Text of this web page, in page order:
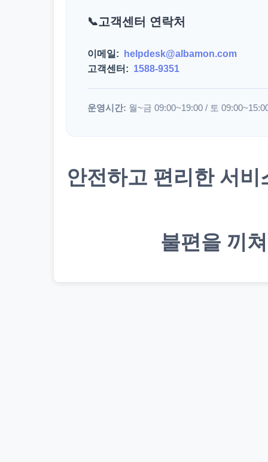
고객센터 연락처
이메일:
helpdesk@albamon.com
고객센터: 1588-9351
운영시간: 월~금 09:00~19:00 / 토
안전하고 편리한 서
불편을 끼